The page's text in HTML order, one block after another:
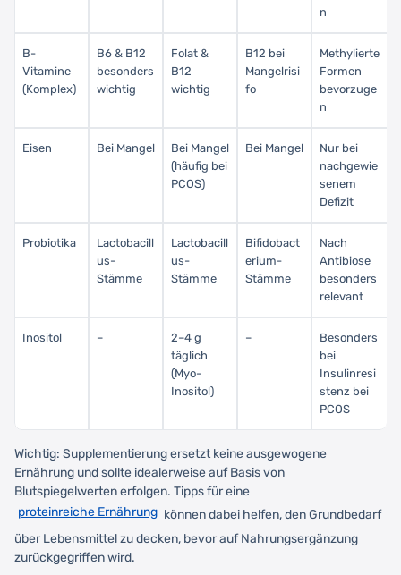
n
B-
Vitamine
(Komplex)
B6 & B12
besonders
wichtig
Folat &
B12
wichtig
B12 bei
Mangelrisi
fo
Methylierte
Formen
bevorzuge
n
Eisen Bei Mangel
Bei Mangel
(häufig bei
PCOS)
Bei Mangel
Nur bei
nachgewie
senem
Defizit
Probiotika
Lactobacill
us-
Stämme
Lactobacill
us-
Stämme
Bifidobact
erium-
Stämme
Nach
Antibiose
besonders
relevant
Inositol –
2–4 g
täglich
(Myo-
Inositol)
–
Besonders
bei
Insulinresi
stenz bei
PCOS
Wichtig: Supplementierung ersetzt keine ausgewogene
Ernährung und sollte idealerweise auf Basis von
Blutspiegelwerten erfolgen. Tipps für eine
proteinreiche Ernährung können dabei helfen, den Grundbedarf
über Lebensmittel zu decken, bevor auf Nahrungsergänzung
zurückgegriffen wird.